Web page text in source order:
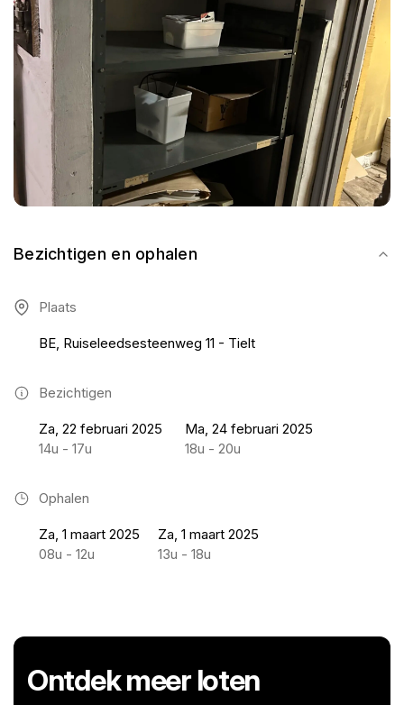
Bezichtigen en ophalen
Plaats
BE, Ruiseleedsesteenweg 11 - Tielt
Bezichtigen
Za, 22 februari 2025
14u - 17u
Ma, 24 februari 2025
18u - 20u
Ophalen
Za, 1 maart 2025
08u - 12u
Za, 1 maart 2025
13u - 18u
Ontdek meer loten